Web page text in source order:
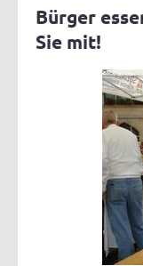
Bürger
Sie mit!